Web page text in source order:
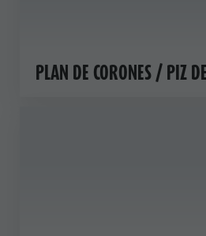
PLAN DE CORONES / PIZ